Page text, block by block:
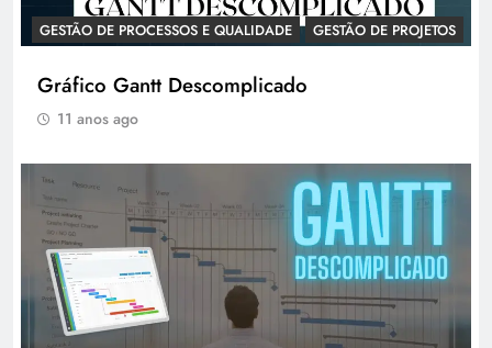
GESTÃO DE PROCESSOS E QUALIDADE GESTÃO DE PROJETOS
Gráfico Gantt Descomplicado
11 anos ago